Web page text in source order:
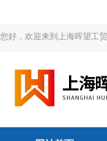
您好，欢迎来到上海晖望工